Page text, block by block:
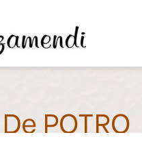
POTRO